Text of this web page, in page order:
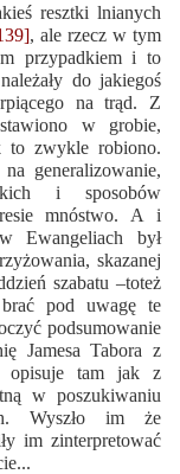
resztki lnianych
, ale rzecz w tym
przypadkiem i to
do jakiegoś
na trąd. Z
w grobie,
to zwykle robiono.
generalizowanie,
i sposobów
mnóstwo. A i
Ewangeliach był
skazanej
szabatu –toteż
pod uwagę te
podsumowanie
Jamesa Tabora z
opisuje tam jak z
w poszukiwaniu
Wyszło im że
im zinterpretować